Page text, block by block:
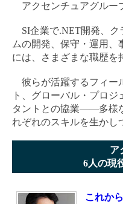
アクセンチュアグルー
SI企業で.NET開発、ク
ムの開発、保守・運用
には、さまざまな職歴を
彼らが活躍するフィー
ト、グローバル・プロ
タントとの協業――多様
れぞれのスキルを生かし
ア
6人の現
これか